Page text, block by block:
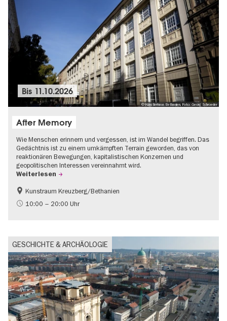
© Künstlerhaus Bethanien, Foto: Georg Schroeder
Bis 11.10.2026
After Memory
Wie Menschen erinnern und vergessen, ist im Wandel begriffen. Das
Gedächtnis ist zu einem umkämpften Terrain geworden, das von
reaktionären Bewegungen, kapitalistischen Konzernen und
geopolitischen Interessen vereinnahmt wird.
Weiterlesen
Gratis
International
Kunstraum Kreuzberg/Bethanien
10:00 – 20:00 Uhr
GESCHICHTE & ARCHÄOLOGIE